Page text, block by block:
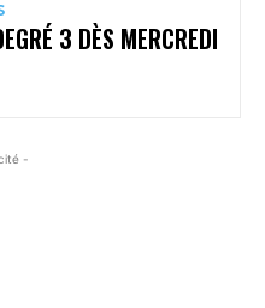
3 DÈS MERCREDI
-